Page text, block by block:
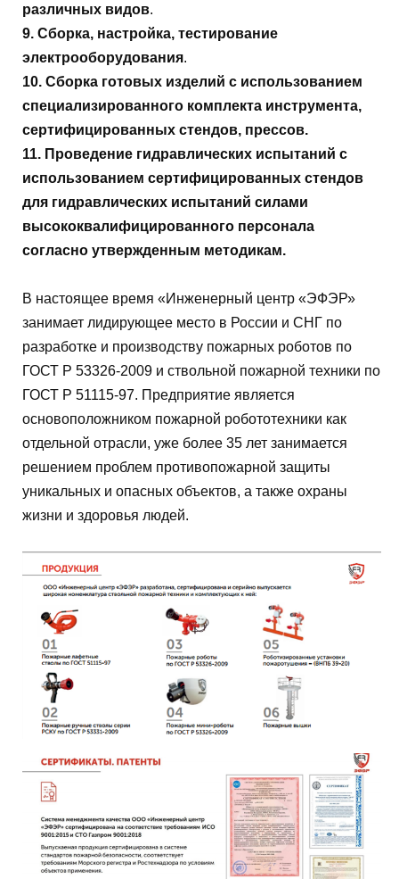
различных видов.
9. Сборка, настройка, тестирование
электрооборудования.
10. Сборка готовых изделий с использованием
специализированного комплекта инструмента,
сертифицированных стендов, прессов.
11. Проведение гидравлических испытаний с
использованием сертифицированных стендов
для гидравлических испытаний силами
высококвалифицированного персонала
согласно утвержденным методикам.
В настоящее время «Инженерный центр «ЭФЭР»
занимает лидирующее место в России и СНГ по
разработке и производству пожарных роботов по
ГОСТ Р 53326-2009 и ствольной пожарной техники по
ГОСТ Р 51115-97. Предприятие является
основоположником пожарной робототехники как
отдельной отрасли, уже более 35 лет занимается
решением проблем противопожарной защиты
уникальных и опасных объектов, а также охраны
жизни и здоровья людей.